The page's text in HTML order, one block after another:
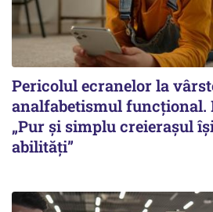
Pericolul ecranelor la
analfabetismul funcțional.
„Pur și simplu creierașul
abilități”